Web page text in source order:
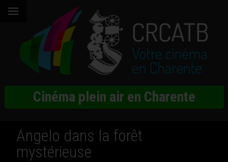
Cinéma plein air en Charente
Angelo dans la forêt
mystérieuse